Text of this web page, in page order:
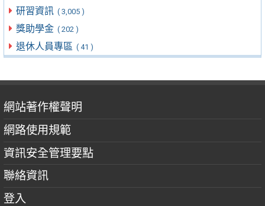
研習資訊 ( 3,005 )
獎助學金 ( 202 )
退休人員專區 ( 41 )
網站著作權聲明
網路使用規範
資訊安全管理要點
聯絡資訊
登入